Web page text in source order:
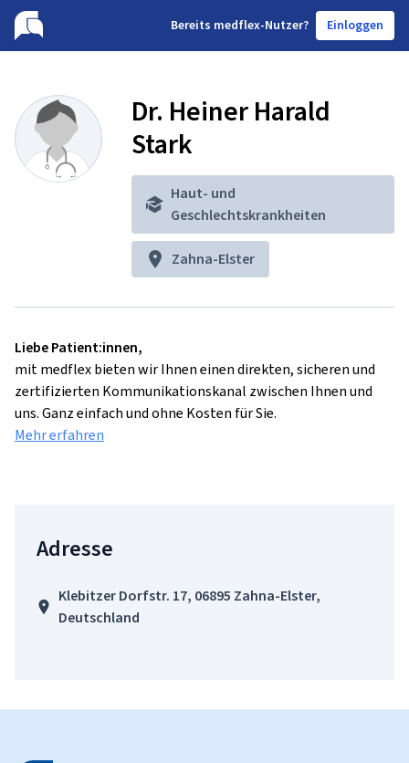
Bereits medflex-Nutzer? Einloggen
Dr. Heiner Harald
Stark
Haut- und
Geschlechtskrankheiten
Zahna-Elster
Liebe Patient:innen,
mit medflex bieten wir Ihnen einen direkten, sicheren und
zertifizierten Kommunikationskanal zwischen Ihnen und
uns. Ganz einfach und ohne Kosten für Sie.
Mehr erfahren
Adresse
Klebitzer Dorfstr. 17, 06895 Zahna-Elster,
Deutschland